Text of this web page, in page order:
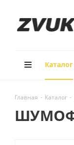
Каталог
Главная - Каталог -